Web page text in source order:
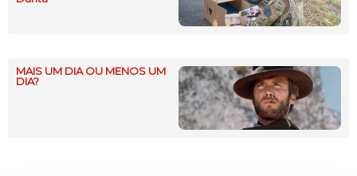
MAIS UM DIA OU MENOS UM
DIA?